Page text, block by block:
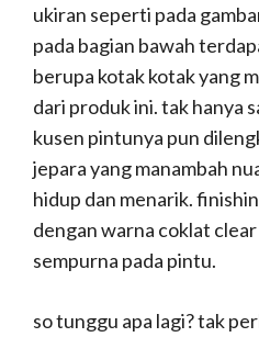
ukiran seperti pada
pada bagian bawah
berupa kotak kotak yang
dari produk ini. tak hanya
kusen pintunya pun
jepara yang manambah
hidup dan menarik.
dengan warna coklat
sempurna pada pintu.
so tunggu apa lagi? tak